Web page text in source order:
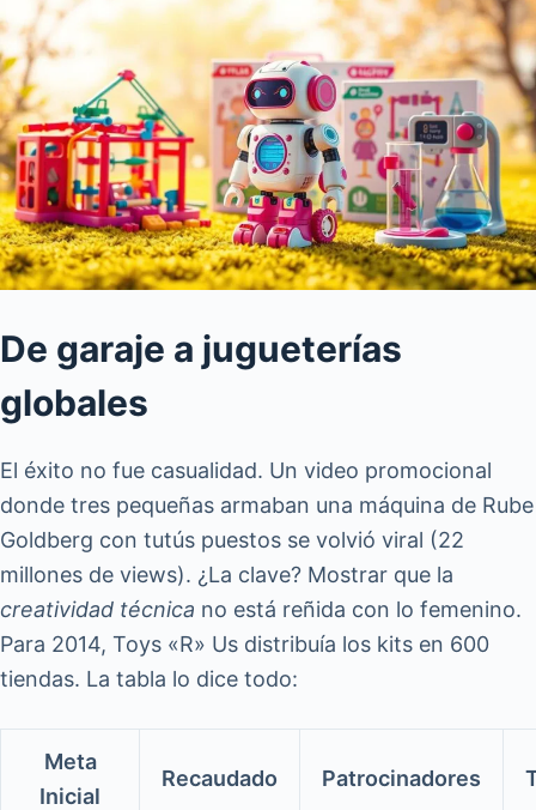
De garaje a jugueterías
globales
El éxito no fue casualidad. Un video promocional
donde tres pequeñas armaban una máquina de Rube
Goldberg con tutús puestos se volvió viral (22
millones de views). ¿La clave? Mostrar que la
creatividad técnica no está reñida con lo femenino.
Para 2014, Toys «R» Us distribuía los kits en 600
tiendas. La tabla lo dice todo:
Meta
Inicial
Recaudado Patrocinadores